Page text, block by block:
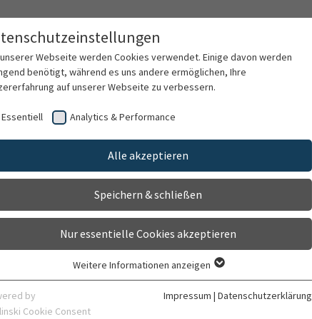
Webseite werden Cookies verwendet. Einige davon werden
benötigt, während es uns andere ermöglichen, Ihre
auf unserer Webseite zu verbessern.
Essentiell Analytics & Performance
Alle akzeptieren
Speichern & schließen
Nur essentielle Cookies akzeptieren
Cookies werden für grundlegende Funktionen der Webseite
Dadurch ist gewährleistet, dass die Webseite einwandfrei
Weitere Informationen anzeigen
by
Cookie Consent
Impressum | Datenschutzerklärung